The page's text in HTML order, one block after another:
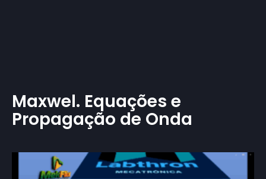
Maxwel. Equações e
Propagação de Onda